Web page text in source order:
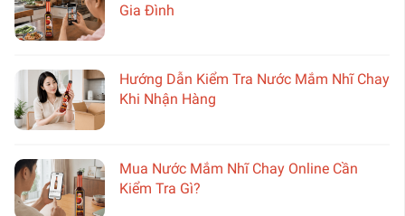
Gia Đình
Hướng Dẫn Kiểm Tra Nước Mắm Nhĩ Chay
Khi Nhận Hàng
Mua Nước Mắm Nhĩ Chay Online Cần
Kiểm Tra Gì?